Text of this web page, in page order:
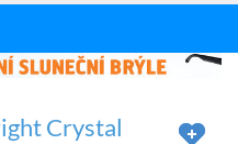
Crystal